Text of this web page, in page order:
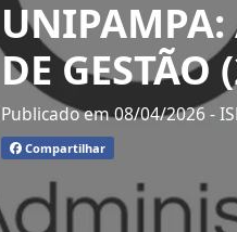
UNIPAMPA:
DE
Publicado em 08/04/2026-
Compartilhar